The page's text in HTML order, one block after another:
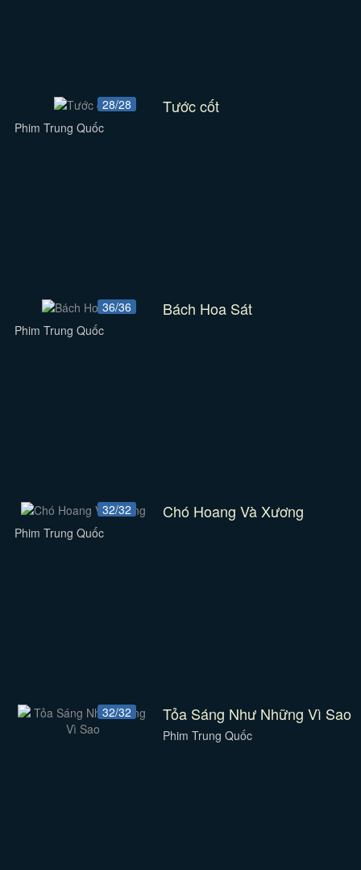
28/28 Tước cốt
Phim Trung Quốc
36/36 Bách Hoa Sát
Phim Trung Quốc
32/32 Chó Hoang Và Xương
Phim Trung Quốc
32/32 Tỏa Sáng Như Những Vì Sao
Phim Trung Quốc